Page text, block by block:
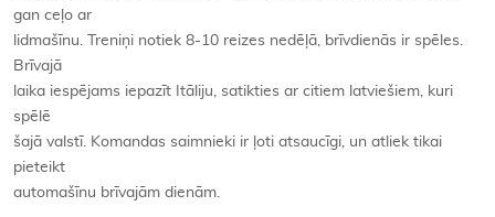
gan ceļo ar
lidmašīnu. Treniņi notiek 8-10 reizes nedēļā, brīvdienās ir spēles.
Brīvajā
laika iespējams iepazīt Itāliju, satikties ar citiem latviešiem, kuri
spēlē
šajā valstī. Komandas saimnieki ir ļoti atsaucīgi, un atliek tikai
pieteikt
automašīnu brīvajām dienām.